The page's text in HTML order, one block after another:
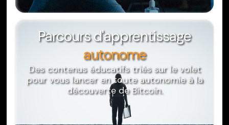
Parcours d'apprentissage
autonome
Des contenus éducatifs triés sur le volet
pour vous lancer en toute autonomie à la
découverte de Bitcoin.